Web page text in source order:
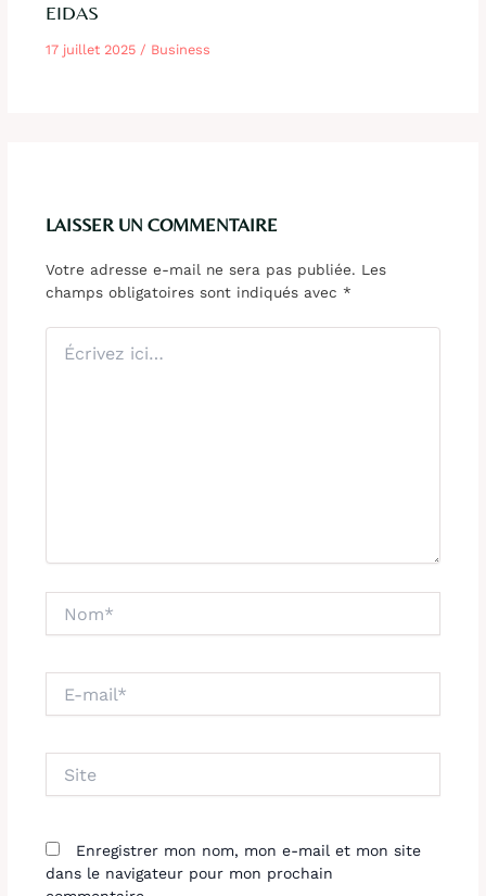
EIDAS
17 juillet 2025 / Business
LAISSER UN COMMENTAIRE
Votre adresse e-mail ne sera pas publiée. Les
champs obligatoires sont indiqués avec *
ici…
mail*
Enregistrer mon nom, mon e-mail et mon site
dans le navigateur pour mon prochain